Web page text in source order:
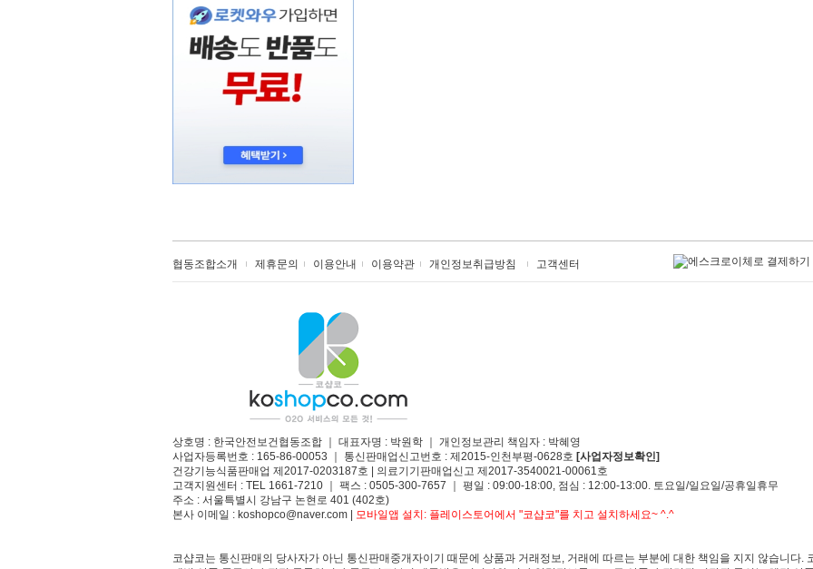
협동조합소개 제휴문의 이용안내 이용약관 개인정보취급방침 고객센터
상호명 : 한국안전보건협동조합 ｜ 대표자명 : 박원학 ｜ 개인정보관리 책임자 : 박혜영
사업자등록번호 : 165-86-00053 ｜ 통신판매업신고번호 : 제2015-인천부평-0628호 [사업자정보확인]
건강기능식품판매업 제2017-0203187호 | 의료기기판매업신고 제2017-3540021-00061호
고객지원센터 : TEL 1661-7210 ｜ 팩스 : 0505-300-7657 ｜ 평일 : 09:00-18:00, 점심 : 12:00-13:00. 토요일/일요일/공휴일휴무
주소 : 서울특별시 강남구 논현로 401 (402호)​
본사 이메일 : koshopco@naver.com | 모바일앱 설치: 플레이스토어에서 "코샵코"를 치고 설치하세요~ ^.^
코샵코는 통신판매의 당사자가 아닌 통신판매중개자이기 때문에 상품과 거래정보, 거래에 따르는 부분에 대한 책임을 지지 않습니다.